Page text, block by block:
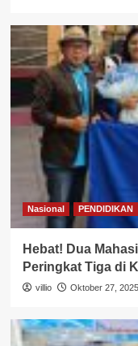
Nasional PENDIDIKAN
Hebat! Dua
Peringkat Tiga di
villio Oktober 27, 2025